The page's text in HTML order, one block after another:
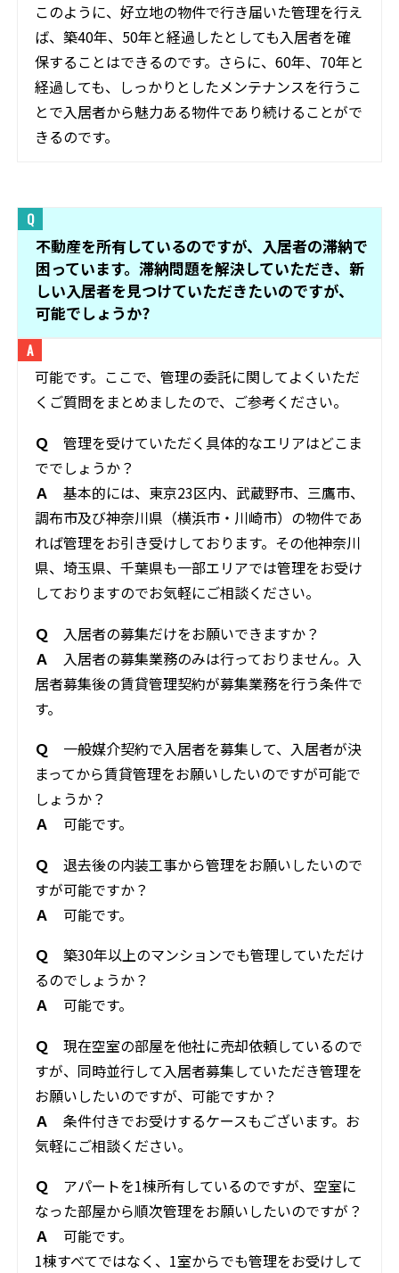
このように、好立地の物件で行き届いた管理を行え
ば、築40年、50年と経過したとしても入居者を確
保することはできるのです。さらに、60年、70年と
経過しても、しっかりとしたメンテナンスを行うこ
とで入居者から魅力ある物件であり続けることがで
きるのです。
不動産を所有しているのですが、入居者の滞納で
困っています。滞納問題を解決していただき、新
しい入居者を見つけていただきたいのですが、
可能でしょうか?
可能です。ここで、管理の委託に関してよくいただ
くご質問をまとめましたので、ご参考ください。
Ｑ 管理を受けていただく具体的なエリアはどこま
ででしょうか？
Ａ 基本的には、東京23区内、武蔵野市、三鷹市、
調布市及び神奈川県（横浜市・川崎市）の物件であ
れば管理をお引き受けしております。その他神奈川
県、埼玉県、千葉県も一部エリアでは管理をお受け
しておりますのでお気軽にご相談ください。
Ｑ 入居者の募集だけをお願いできますか？
Ａ 入居者の募集業務のみは行っておりません。入
居者募集後の賃貸管理契約が募集業務を行う条件で
す。
Ｑ 一般媒介契約で入居者を募集して、入居者が決
まってから賃貸管理をお願いしたいのですが可能で
しょうか？
Ａ 可能です。
Ｑ 退去後の内装工事から管理をお願いしたいので
すが可能ですか？
Ａ 可能です。
Ｑ 築30年以上のマンションでも管理していただけ
るのでしょうか？
Ａ 可能です。
Ｑ 現在空室の部屋を他社に売却依頼しているので
すが、同時並行して入居者募集していただき管理を
お願いしたいのですが、可能ですか？
Ａ 条件付きでお受けするケースもございます。お
気軽にご相談ください。
Ｑ アパートを1棟所有しているのですが、空室に
なった部屋から順次管理をお願いしたいのですが？
Ａ 可能です。
1棟すべてではなく、1室からでも管理をお受けして